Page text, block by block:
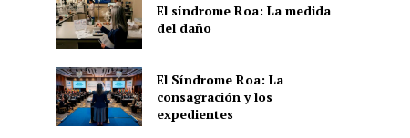
El síndrome Roa: La medida
del daño
El Síndrome Roa: La
consagración y los
expedientes